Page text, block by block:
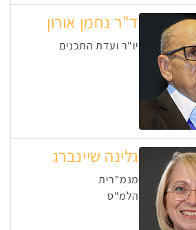
ד"ר נחמן אורון
יו"ר ועדת התכנים
גלינה שיינברג
מנמ"רית
הלמ"ס